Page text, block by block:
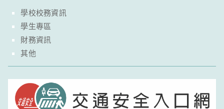
學校校務資訊
學生專區
財務資訊
其他